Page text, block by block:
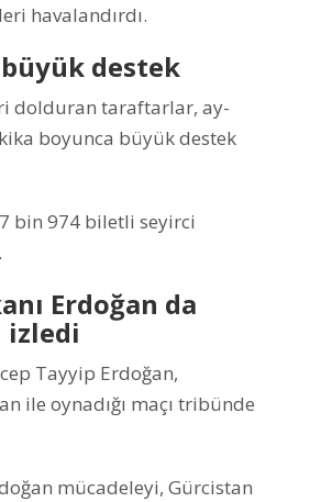
havalandırdı.
destek
dolduran taraftarlar, ay-
boyunca büyük destek
bin 974 biletli seyirci
Erdoğan da
izledi
Tayyip Erdoğan,
ile oynadığı maçı tribünde
mücadeleyi, Gürcistan